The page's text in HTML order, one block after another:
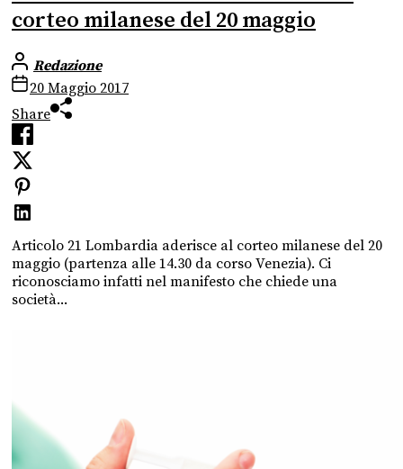
corteo milanese del 20 maggio
Redazione
20 Maggio 2017
Share
Articolo 21 Lombardia aderisce al corteo milanese del 20
maggio (partenza alle 14.30 da corso Venezia). Ci
riconosciamo infatti nel manifesto che chiede una
società...